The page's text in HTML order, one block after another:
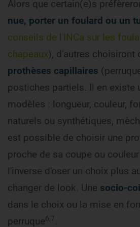
Alors que certain(e)s
nue, porter un foulard ou un
conseils de l'INCa sur les
chapeaux), d'autres choisiront
prothèses capillaires
postiches partiels. Il en existe
modèles : longueur, couleur,
naturels ou synthétiques,
est possible de choisir une
proche de sa coupe ou
l'inverse d'oser un choix plus
changer de look. Une socio-
dans le choix ou la mise en
perruque6,7.